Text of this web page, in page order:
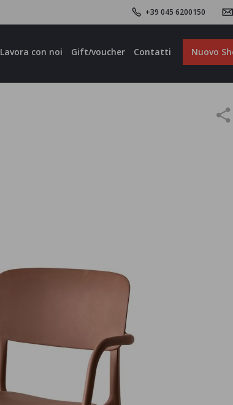
+39 045 6200150
Lavora con noi Gift/voucher Contatti Nuovo